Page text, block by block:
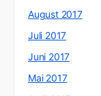
August 2017
Juli 2017
Juni 2017
Mai 2017